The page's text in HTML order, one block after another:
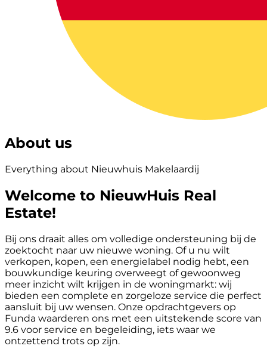
About us
Everything about Nieuwhuis Makelaardij
Welcome to NieuwHuis Real
Estate!
Bij ons draait alles om volledige ondersteuning bij de
zoektocht naar uw nieuwe woning. Of u nu wilt
verkopen, kopen, een energielabel nodig hebt, een
bouwkundige keuring overweegt of gewoonweg
meer inzicht wilt krijgen in de woningmarkt: wij
bieden een complete en zorgeloze service die perfect
aansluit bij uw wensen. Onze opdrachtgevers op
Funda waarderen ons met een uitstekende score van
9.6 voor service en begeleiding, iets waar we
ontzettend trots op zijn.